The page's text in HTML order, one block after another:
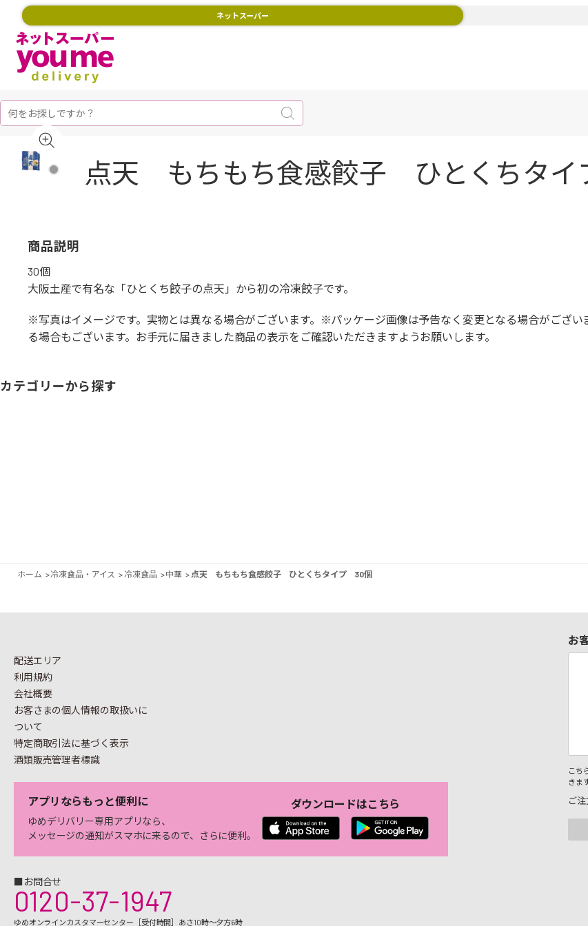
ネットスーパー
点天 もちもち食感餃子 ひとくちタ
商品説明
30個
大阪土産で有名な「ひとくち餃子の点天」から初の冷凍餃子です。
※写真はイメージです。実物とは異なる場合がございます。※パッケージ画像は予告なく変更となる場合がござ
る場合もございます。お手元に届きました商品の表示をご確認いただきますようお願いします。
カテゴリーから探す
ホーム >冷凍食品・アイス > 冷凍食品 >中華 > 点天 もちもち食感餃子 ひとくちタイプ 30個
配送エリア
利用規約
会社概要
お客さまの個人情報の取扱いに
ついて
特定商取引法に基づく表示
酒類販売管理者標識
アプリならもっと便利に
ゆめデリバリー専用アプリなら、
メッセージの通知がスマホに来るので、さらに便利。
ダウンロードはこちら
■お問合せ
0120-37-1947
ゆめオンラインカスタマーセンター［受付時間］あさ10時～夕方6時
お
こち
きま
ご